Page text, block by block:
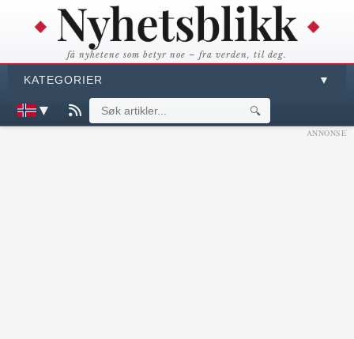
få nyhetene som betyr noe – fra verden, til deg.
KATEGORIER ▼
▼ 🔍
ANNONSE